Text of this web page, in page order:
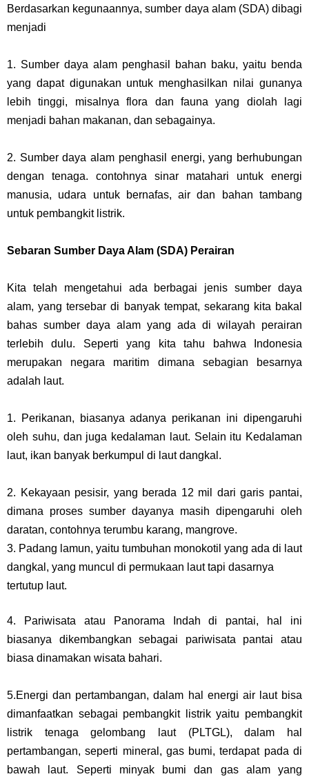
Berdasarkan kegunaannya, sumber daya alam (SDA) dibagi
menjadi
1. Sumber daya alam penghasil bahan baku, yaitu benda
yang dapat digunakan untuk menghasilkan nilai gunanya
lebih tinggi, misalnya flora dan fauna yang diolah lagi
menjadi bahan makanan, dan sebagainya.
2. Sumber daya alam penghasil energi, yang berhubungan
dengan tenaga. contohnya sinar matahari untuk energi
manusia, udara untuk bernafas, air dan bahan tambang
untuk pembangkit listrik.
Sebaran Sumber Daya Alam (SDA) Perairan
Kita telah mengetahui ada berbagai jenis sumber daya
alam, yang tersebar di banyak tempat, sekarang kita bakal
bahas sumber daya alam yang ada di wilayah perairan
terlebih dulu. Seperti yang kita tahu bahwa Indonesia
merupakan negara maritim dimana sebagian besarnya
adalah laut.
1. Perikanan, biasanya adanya perikanan ini dipengaruhi
oleh suhu, dan juga kedalaman laut. Selain itu Kedalaman
laut, ikan banyak berkumpul di laut dangkal.
2. Kekayaan pesisir, yang berada 12 mil dari garis pantai,
dimana proses sumber dayanya masih dipengaruhi oleh
daratan, contohnya terumbu karang, mangrove.
3. Padang lamun, yaitu tumbuhan monokotil yang ada di laut
dangkal, yang muncul di permukaan laut tapi dasarnya
tertutup laut.
4. Pariwisata atau Panorama Indah di pantai, hal ini
biasanya dikembangkan sebagai pariwisata pantai atau
biasa dinamakan wisata bahari.
5.Energi dan pertambangan, dalam hal energi air laut bisa
dimanfaatkan sebagai pembangkit listrik yaitu pembangkit
listrik tenaga gelombang laut (PLTGL), dalam hal
pertambangan, seperti mineral, gas bumi, terdapat pada di
bawah laut. Seperti minyak bumi dan gas alam yang